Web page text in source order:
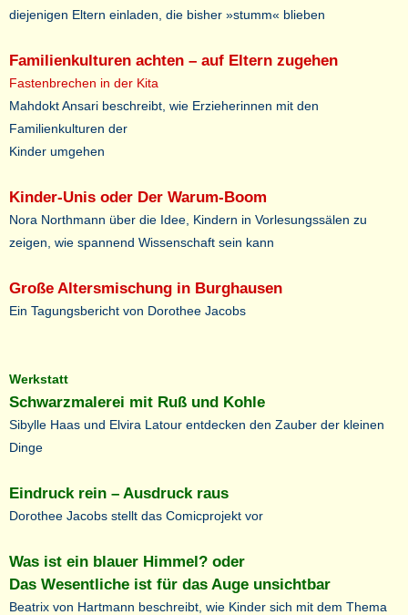
diejenigen Eltern einladen, die bisher »stumm« blieben
Familienkulturen achten – auf Eltern zugehen
Fastenbrechen in der Kita
Mahdokt Ansari beschreibt, wie Erzieherinnen mit den
Familienkulturen der
Kinder umgehen
Kinder-Unis oder Der Warum-Boom
Nora Northmann über die Idee, Kindern in Vorlesungssälen zu
zeigen, wie spannend Wissenschaft sein kann
Große Altersmischung in Burghausen
Ein Tagungsbericht von Dorothee Jacobs
Werkstatt
Schwarzmalerei mit Ruß und Kohle
Sibylle Haas und Elvira Latour entdecken den Zauber der kleinen
Dinge
Eindruck rein – Ausdruck raus
Dorothee Jacobs stellt das Comicprojekt vor
Was ist ein blauer Himmel? oder
Das Wesentliche ist für das Auge unsichtbar
Beatrix von Hartmann beschreibt, wie Kinder sich mit dem Thema